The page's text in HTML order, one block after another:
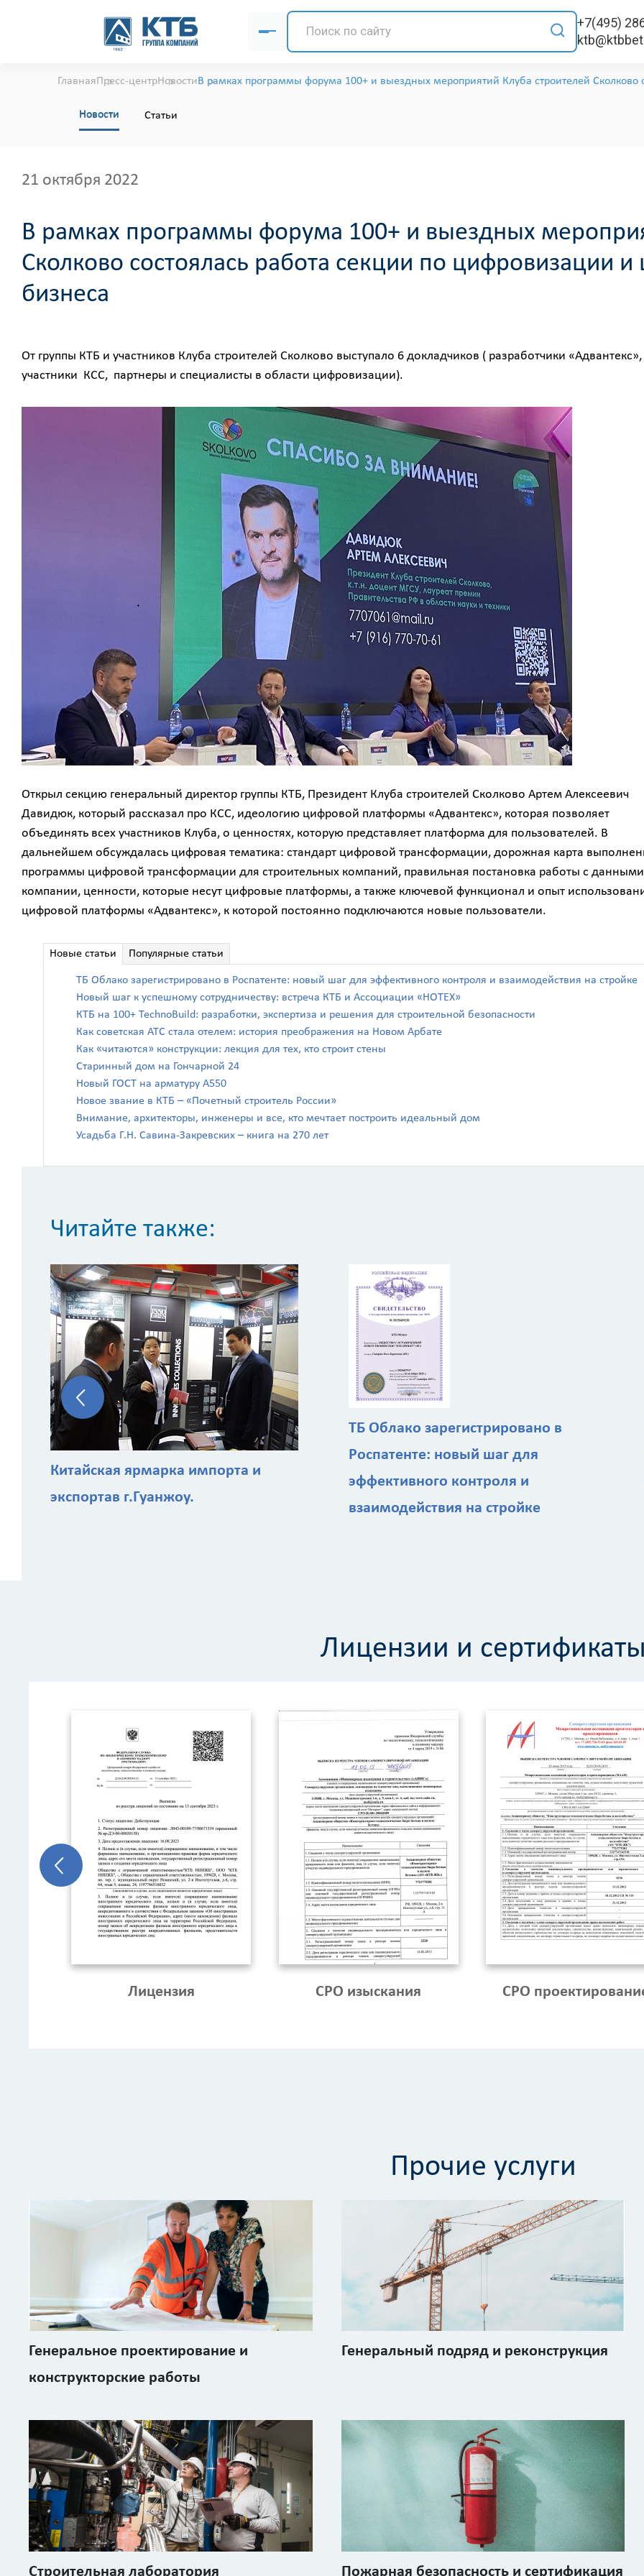
+7(495)
ГлавнаяПресс-центрНовостиВ рамках программы форума 100+ и выездных мероприятий Клуба строителей
Новости Статьи
21 октября 2022
В рамках программы форума 100+ и выездных
Сколково состоялась работа секции по цифровизации
бизнеса
От группы КТБ и участников Клуба строителей Сколково выступало 6 докладчиков ( разработчики «Адвантекс»,
участники КСС, партнеры и специалисты в области цифровизации).
Открыл секцию генеральный директор группы КТБ, Президент Клуба строителей Сколково Артем Алексеевич
Давидюк, который рассказал про КСС, идеологию цифровой платформы «Адвантекс», которая позволяет
объединять всех участников Клуба, о ценностях, которую представляет платформа для пользователей. В
дальнейшем обсуждалась цифровая тематика: стандарт цифровой трансформации, дорожная карта
программы цифровой трансформации для строительных компаний, правильная постановка работы с
компании, ценности, которые несут цифровые платформы, а также ключевой функционал и опыт
цифровой платформы «Адвантекс», к которой постоянно подключаются новые пользователи.
Новые статьи Популярные статьи
ТБ Облако зарегистрировано в Роспатенте: новый шаг для эффективного контроля и взаимодействия на стройке
Новый шаг к успешному сотрудничеству: встреча КТБ и Ассоциации «НОТЕХ»
КТБ на 100+ TechnoBuild: разработки, экспертиза и решения для строительной безопасности
Как советская АТС стала отелем: история преображения на Новом Арбате
Как «читаются» конструкции: лекция для тех, кто строит стены
Старинный дом на Гончарной 24
Новый ГОСТ на арматуру А550
Новое звание в КТБ – «Почетный строитель России»
Внимание, архитекторы, инженеры и все, кто мечтает построить идеальный дом
Усадьба Г.Н. Савина-Закревских – книга на 270 лет
Читайте также:
Китайская ярмарка импорта и
экспортав г.Гуанжоу.
ТБ Облако зарегистрировано в
Роспатенте: новый шаг для
эффективного контроля и
взаимодействия на стройке
Лицензии и сертификаты
Лицензия СРО изыскания СРО
Прочие услуги
Генеральное проектирование и
конструкторские работы
Генеральный подряд и реконструкция
Строительная лаборатория Пожарная безопасность и сертификация
Вид работ